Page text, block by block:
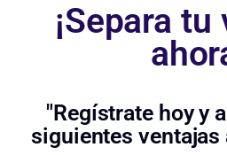
¡Separa
"Regístrate hoy y
siguientes